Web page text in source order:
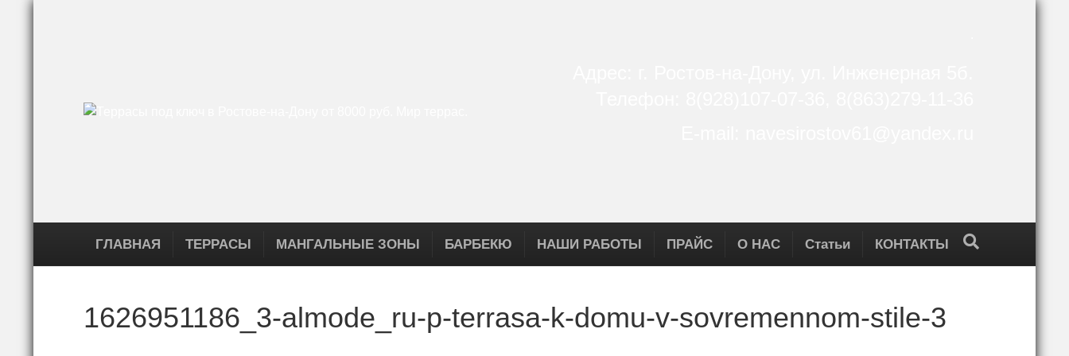
ГЛАВНАЯ ТЕРРАСЫ МАНГАЛЬНЫЕ ЗОНЫ БАРБЕКЮ НАШИ РАБОТЫ ПРАЙС О НАС Статьи КОНТАКТЫ
1626951186_3-almode_ru-p-terrasa-k-domu-v-sovremennom-stile-3